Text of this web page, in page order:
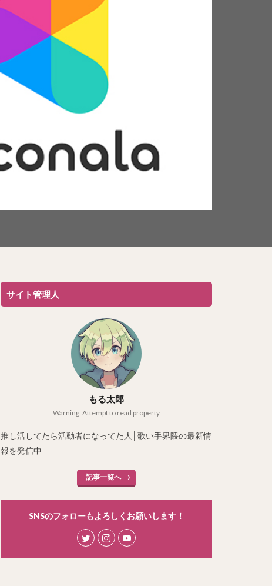
サイト管理人
もる太郎
Warning: Attempt to read property
推し活してたら活動者になってた人│歌い手界隈の最新情
報を発信中
記事一覧へ
SNSのフォローもよろしくお願いします！